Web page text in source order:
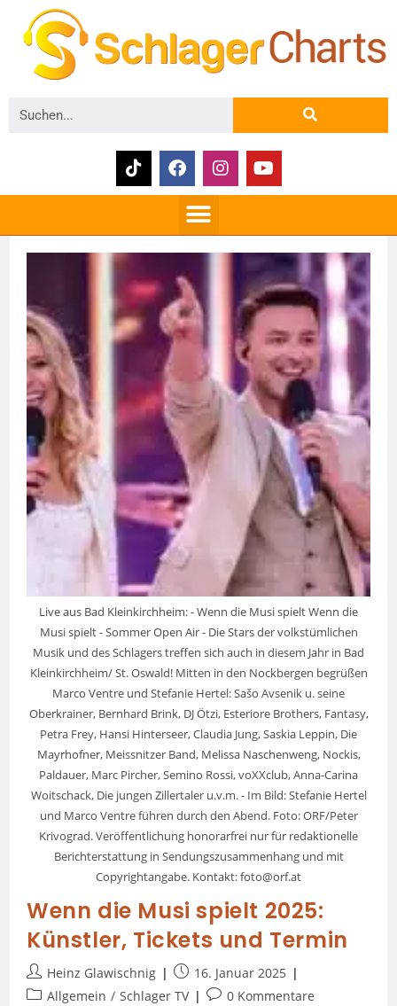
Live aus Bad Kleinkirchheim: - Wenn die Musi spielt Wenn die
Musi spielt - Sommer Open Air - Die Stars der volkstümlichen
Musik und des Schlagers treffen sich auch in diesem Jahr in Bad
Kleinkirchheim/ St. Oswald! Mitten in den Nockbergen begrüßen
Marco Ventre und Stefanie Hertel: Sašo Avsenik u. seine
Oberkrainer, Bernhard Brink, DJ Ötzi, Esteriore Brothers, Fantasy,
Petra Frey, Hansi Hinterseer, Claudia Jung, Saskia Leppin, Die
Mayrhofner, Meissnitzer Band, Melissa Naschenweng, Nockis,
Paldauer, Marc Pircher, Semino Rossi, voXXclub, Anna-Carina
Woitschack, Die jungen Zillertaler u.v.m. - Im Bild: Stefanie Hertel
und Marco Ventre führen durch den Abend. Foto: ORF/Peter
Krivograd. Veröffentlichung honorarfrei nur für redaktionelle
Berichterstattung in Sendungszusammenhang und mit
Copyrightangabe. Kontakt: foto@orf.at
Wenn die Musi spielt 2025:
Künstler, Tickets und Termin
Heinz Glawischnig
16. Januar 2025
Allgemein / Schlager TV 0 Kommentare